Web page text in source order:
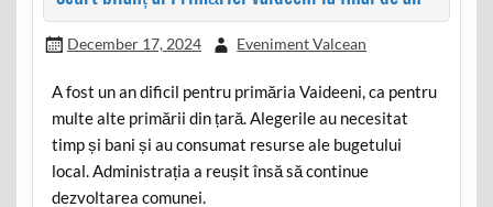
December 17, 2024 Eveniment Valcean
A fost un an dificil pentru primăria Vaideeni, ca pentru
multe alte primării din țară. Alegerile au necesitat
timp și bani și au consumat resurse ale bugetului
local. Administrația a reușit însă să continue
dezvoltarea comunei.